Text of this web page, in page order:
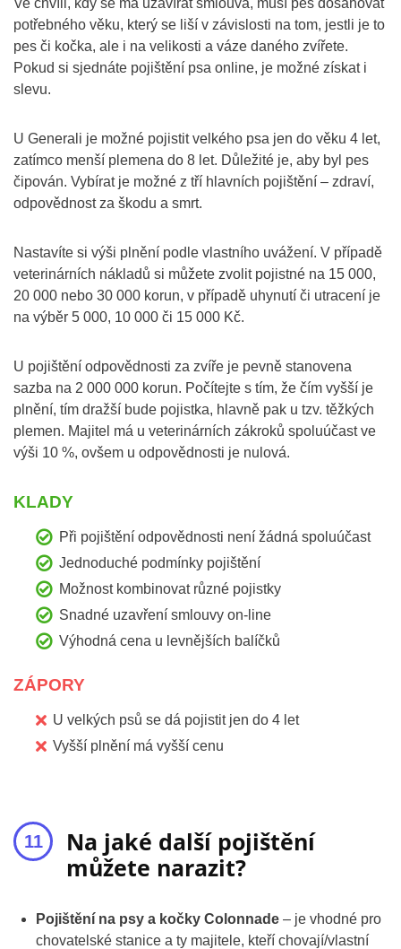
Ve chvíli, kdy se má uzavírat smlouva, musí pes dosahovat
potřebného věku, který se liší v závislosti na tom, jestli je to
pes či kočka, ale i na velikosti a váze daného zvířete.
Pokud si sjednáte pojištění psa online, je možné získat i
slevu.
U Generali je možné pojistit velkého psa jen do věku 4 let,
zatímco menší plemena do 8 let. Důležité je, aby byl pes
čipován. Vybírat je možné z tří hlavních pojištění – zdraví,
odpovědnost za škodu a smrt.
Nastavíte si výši plnění podle vlastního uvážení. V případě
veterinárních nákladů si můžete zvolit pojistné na 15 000,
20 000 nebo 30 000 korun, v případě uhynutí či utracení je
na výběr 5 000, 10 000 či 15 000 Kč.
U pojištění odpovědnosti za zvíře je pevně stanovena
sazba na 2 000 000 korun. Počítejte s tím, že čím vyšší je
plnění, tím dražší bude pojistka, hlavně pak u tzv. těžkých
plemen. Majitel má u veterinárních zákroků spoluúčast ve
výši 10 %, ovšem u odpovědnosti je nulová.
KLADY
Při pojištění odpovědnosti není žádná spoluúčast
Jednoduché podmínky pojištění
Možnost kombinovat různé pojistky
Snadné uzavření smlouvy on-line
Výhodná cena u levnějších balíčků
ZÁPORY
U velkých psů se dá pojistit jen do 4 let
Vyšší plnění má vyšší cenu
Na jaké další pojištění
můžete narazit?
Pojištění na psy a kočky Colonnade – je vhodné pro
chovatelské stanice a ty majitele, kteří chovají/vlastní